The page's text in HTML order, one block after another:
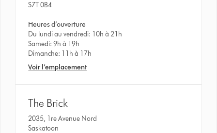
S7T 0B4
Heures d’ouverture
Du lundi au vendredi: 10h à 21h
Samedi: 9h à 19h
Dimanche: 11h à 17h
Voir l’emplacement
The Brick
2035, 1re Avenue Nord
Saskatoon